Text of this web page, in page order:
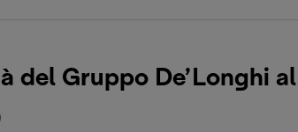
del Gruppo De’Longhi